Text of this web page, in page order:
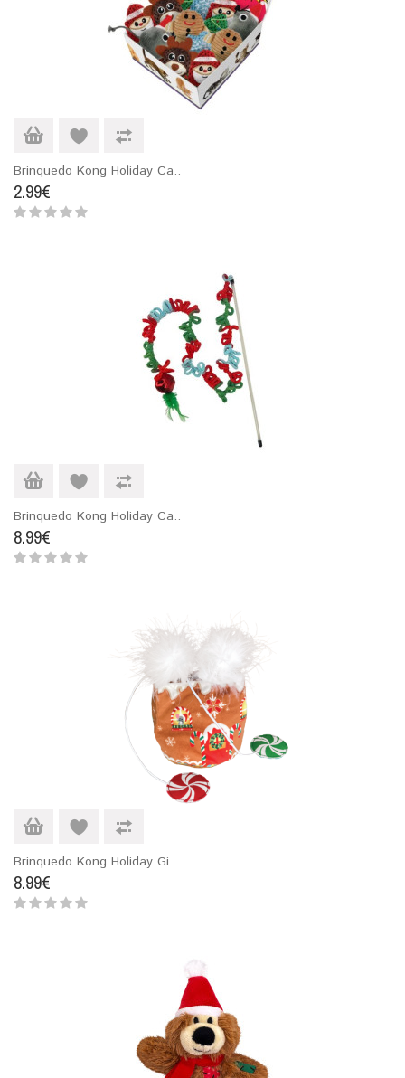
Brinquedo Kong Holiday Ca..
2.99€
Brinquedo Kong Holiday Ca..
8.99€
Brinquedo Kong Holiday Gi..
8.99€